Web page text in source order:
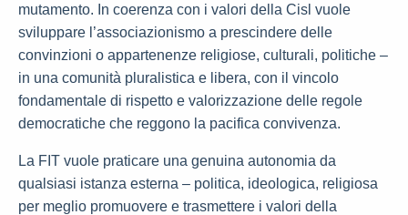
mutamento. In coerenza con i valori della Cisl vuole
sviluppare l’associazionismo a prescindere delle
convinzioni o appartenenze religiose, culturali, politiche –
in una comunità pluralistica e libera, con il vincolo
fondamentale di rispetto e valorizzazione delle regole
democratiche che reggono la pacifica convivenza.
La FIT vuole praticare una genuina autonomia da
qualsiasi istanza esterna – politica, ideologica, religiosa
per meglio promuovere e trasmettere i valori della